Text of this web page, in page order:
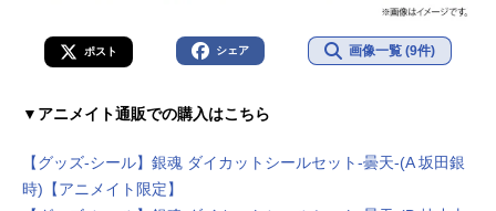
ポスト シェア 画像一覧 (9件)
▼アニメイト通販での購入はこちら
【グッズ-シール】銀魂 ダイカットシールセット-曇天-(A 坂田銀
時)【アニメイト限定】